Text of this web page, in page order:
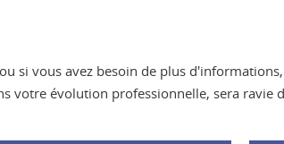
si vous avez besoin de plus d'informations,
votre évolution professionnelle, sera ravie